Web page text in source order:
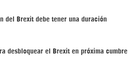
del Brexit debe tener una duración
desbloquear el Brexit en próxima cumbre